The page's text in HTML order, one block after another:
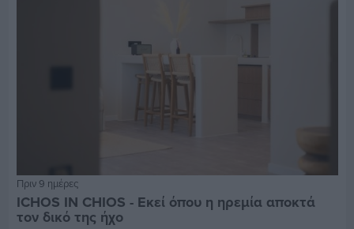
Πριν 9 ημέρες
ICHOS IN CHIOS - Εκεί όπου η ηρεμία αποκτά
τον δικό της ήχο